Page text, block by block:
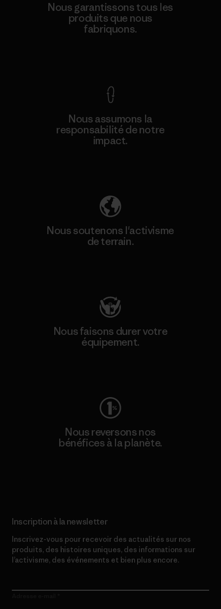
Nous garantissons tous les
produits que nous
fabriquons.
Nous assumons la
responsabilité de notre
impact.
Nous soutenons l'activisme
de terrain.
Nous faisons durer votre
équipement.
Nous reversons nos
bénéfices à la planète.
Inscription à la newsletter
Inscrivez-vous pour recevoir des actualités sur nos
produits, des histoires uniques, des informations sur
l’activisme, des événements et bien plus encore.